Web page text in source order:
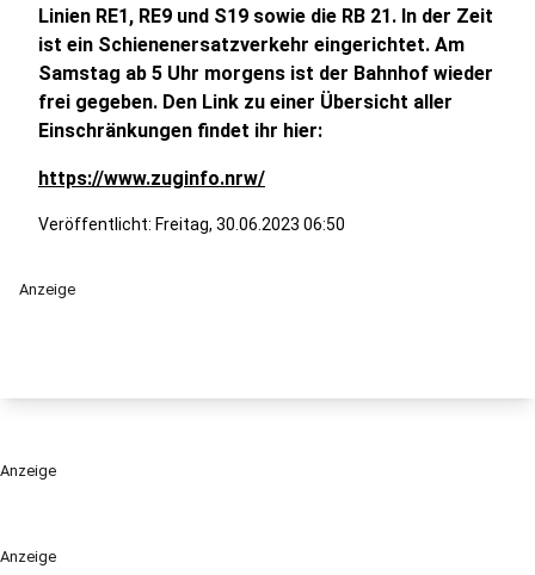
Anzeige
Linien RE1, RE9 und S19 sowie die RB 21. In der Zeit
ist ein Schienenersatzverkehr eingerichtet. Am
Samstag ab 5 Uhr morgens ist der Bahnhof wieder
frei gegeben. Den Link zu einer Übersicht aller
Einschränkungen findet ihr hier:
https://www.zuginfo.nrw/
Veröffentlicht: Freitag, 30.06.2023 06:50
Anzeige
Anzeige